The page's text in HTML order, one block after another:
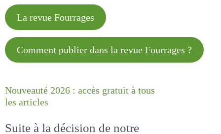
La revue Fourrages
Comment publier dans la revue
Nouveauté 2026 : accès gratuit à